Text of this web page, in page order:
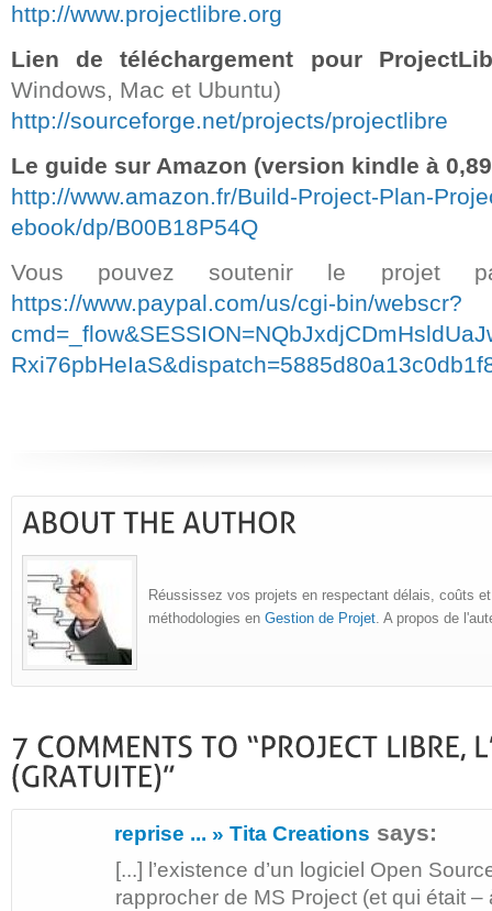
http://www.projectlibre.org
Lien de téléchargement pour
Windows, Mac et Ubuntu)
http://sourceforge.net/projects/projectlibre
Le guide sur Amazon (version kindle à
http://www.amazon.fr/Build-Project-Plan-
ebook/dp/B00B18P54Q
Vous pouvez soutenir le projet
https://www.paypal.com/us/cgi-bin/webscr?
Réussissez vos projets en respectant délais, coûts
méthodologies en Gestion de Projet. A propos de
reprise ... » Tita Creations says:
[...] l’existence d’un logiciel Open
rapprocher de MS Project (et qui était –